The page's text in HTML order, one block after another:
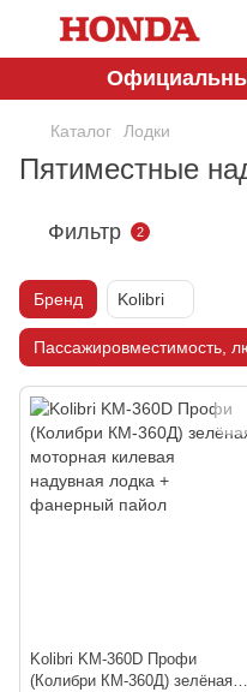
Каталог Лодки
Пятиместные
Фильтр 2
Бренд Kolibri
Пассажировместимость,
Kolibri KM-360D Профи
(Колибри КМ-360Д) зелёная